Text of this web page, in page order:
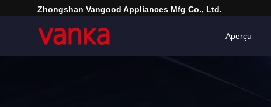
Zhongshan Vangood Appliances Mfg Co., Ltd.
Aperçu